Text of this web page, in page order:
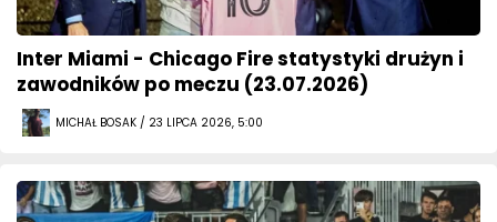
Inter Miami - Chicago Fire statystyki drużyn i
zawodników po meczu (23.07.2026)
MICHAŁ BOSAK / 23 LIPCA 2026, 5:00